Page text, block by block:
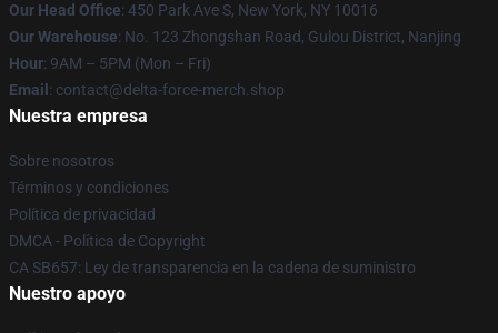
Our Head Office: 450 Park Ave S, New York, NY 10016
Our Warehouse: No. 123 Zhongshan Road, Gulou District, Nanjing
Hour: 9AM – 5PM (Mon – Fri)
Email : contact@delta-force-merch.shop
Nuestra empresa
Sobre nosotros
Términos y condiciones
Política de privacidad
DMCA - Política de Copyright
CA SB657: Ley de transparencia en la cadena de suministro
Nuestro apoyo